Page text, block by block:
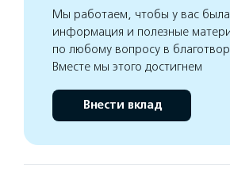
Мы работаем, чтобы у вас была
информация и полезные
по любому вопросу в
Вместе мы этого достигнем
Внести вклад